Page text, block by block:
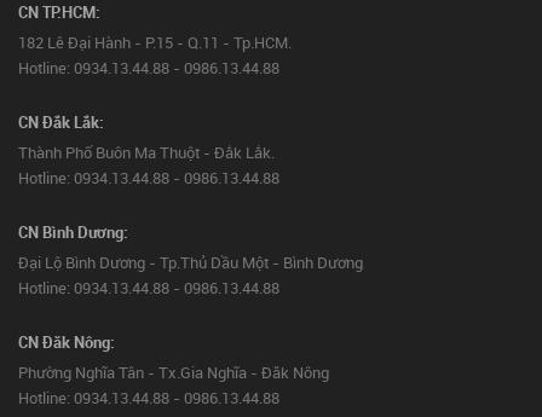
CN TP.HCM:
182 Lê Đại Hành - P.15 - Q.11 - Tp.HCM.
Hotline: 0934.13.44.88 - 0986.13.44.88
CN Đắk Lắk:
Thành Phố Buôn Ma Thuột - Đắk Lắk.
Hotline: 0934.13.44.88 - 0986.13.44.88
CN Bình Dương:
Đại Lộ Bình Dương - Tp.Thủ Dầu Một - Bình Dương
Hotline: 0934.13.44.88 - 0986.13.44.88
CN Đăk Nông:
Phường Nghĩa Tân - Tx.Gia Nghĩa - Đăk Nông
Hotline: 0934.13.44.88 - 0986.13.44.88